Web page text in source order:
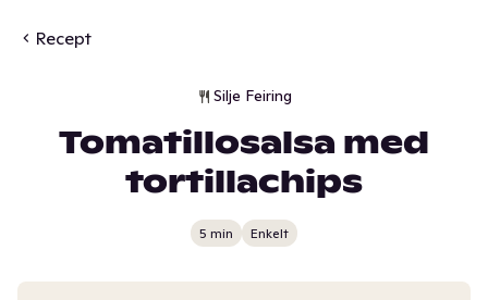
Recept
Silje Feiring
Tomatillosalsa med
tortillachips
5 min Enkelt